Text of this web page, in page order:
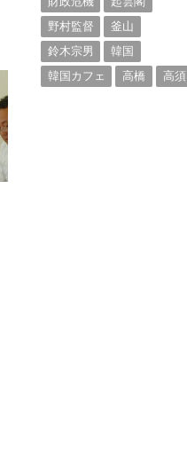
野村監督
釜山
鈴木宗男
韓国
韓国カフェ
高橋 高須